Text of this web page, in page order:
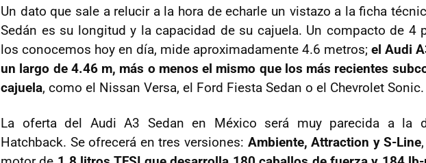
Un dato que sale a relucir a la hora de echarle un vistazo a la ficha
Sedán es su longitud y la capacidad de su cajuela. Un compacto de 4
los conocemos hoy en día, mide aproximadamente 4.6 metros; el Audi
un largo de 4.46 m, más o menos el mismo que los más recientes
cajuela, como el Nissan Versa, el Ford Fiesta Sedan o el Chevrolet Sonic.
La oferta del Audi A3 Sedan en México será muy parecida a la
Hatchback. Se ofrecerá en tres versiones: Ambiente, Attraction y S-Line